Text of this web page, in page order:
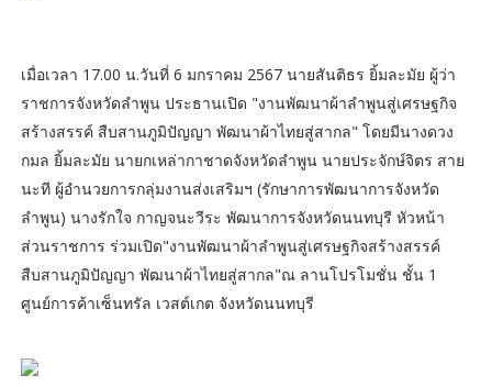
เมื่อเวลา 17.00 น.วันที่ 6 มกราคม 2567 นายสันติธร ยิ้มละมัย ผู้ว่า
ราชการจังหวัดลำพูน ประธานเปิด "งานพัฒนาผ้าลำพูนสู่เศรษฐกิจ
สร้างสรรค์ สืบสานภูมิปัญญา พัฒนาผ้าไทยสู่สากล" โดยมีนางดวง
กมล ยิ้มละมัย นายกเหล่ากาชาดจังหวัดลำพูน นายประจักษ์จิตร สาย
นะที ผู้อำนวยการกลุ่มงานส่งเสริมฯ (รักษาการพัฒนาการจังหวัด
ลำพูน) นางรักใจ กาญจนะวีระ พัฒนาการจังหวัดนนทบุรี หัวหน้า
ส่วนราชการ ร่วมเปิด"งานพัฒนาผ้าลำพูนสู่เศรษฐกิจสร้างสรรค์
สืบสานภูมิปัญญา พัฒนาผ้าไทยสู่สากล"ณ ลานโปรโมชั่น ชั้น 1
ศูนย์การค้าเซ็นทรัล เวสต์เกต จังหวัดนนทบุรี